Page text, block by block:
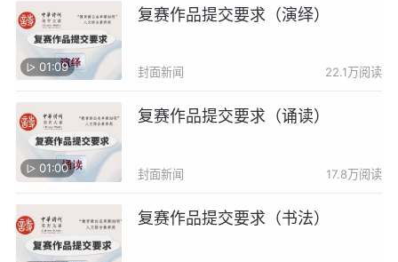
01:09
复赛作品提交要求（演绎）
封面新闻 22.1万阅读
01:00
复赛作品提交要求（诵读）
封面新闻 17.8万阅读
复赛作品提交要求（书法）